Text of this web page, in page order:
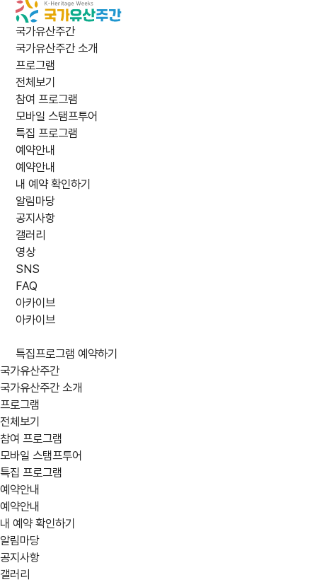
국가유산주간
국가유산주간 소개
프로그램
전체보기
참여 프로그램
모바일 스탬프투어
특집 프로그램
예약안내
예약안내
내 예약 확인하기
알림마당
공지사항
갤러리
영상
SNS
FAQ
아카이브
아카이브
특집프로그램 예약하기
국가유산주간
국가유산주간 소개
프로그램
전체보기
참여 프로그램
모바일 스탬프투어
특집 프로그램
예약안내
예약안내
내 예약 확인하기
알림마당
공지사항
갤러리